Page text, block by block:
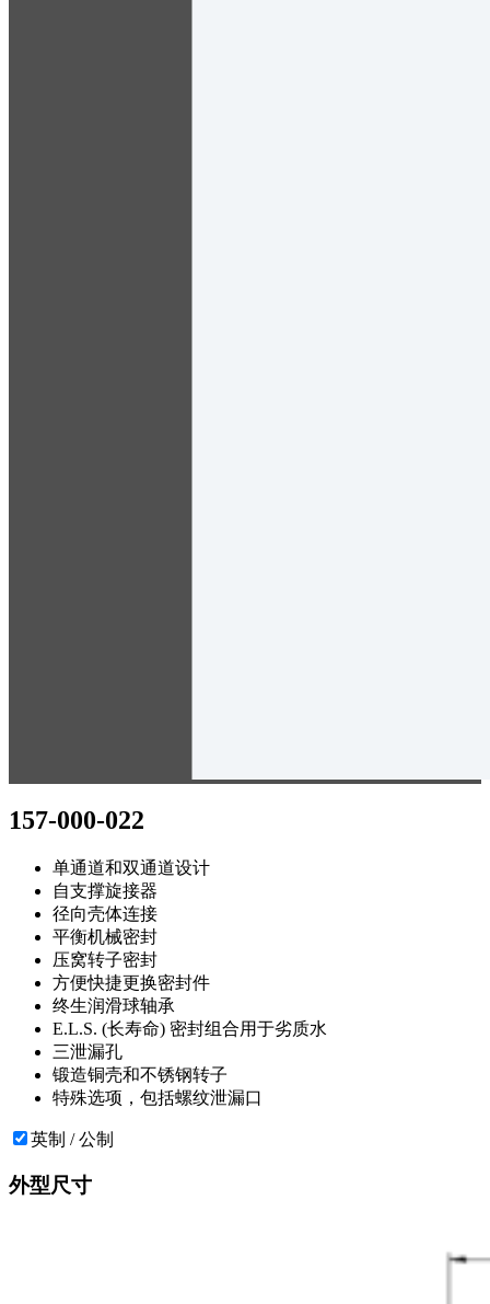
157-000-022
单通道和双通道设计
自支撑旋接器
径向壳体连接
平衡机械密封
压窝转子密封
方便快捷更换密封件
终生润滑球轴承
E.L.S. (长寿命) 密封组合用于劣质水
三泄漏孔
锻造铜壳和不锈钢转子
特殊选项，包括螺纹泄漏口
英制 / 公制
外型尺寸